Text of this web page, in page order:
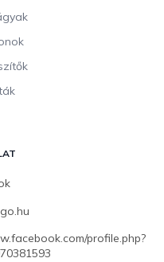
profile.php?